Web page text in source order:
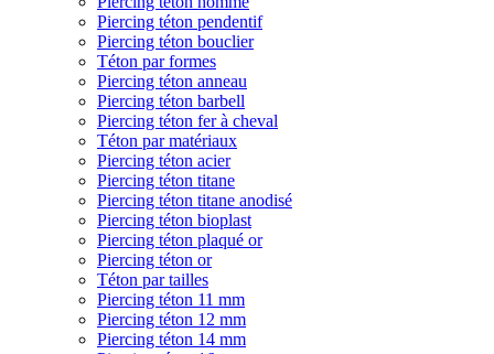
Piercing téton pendentif
Piercing téton bouclier
Téton par formes
Piercing téton anneau
Piercing téton barbell
Piercing téton fer à cheval
Téton par matériaux
Piercing téton acier
Piercing téton titane
Piercing téton titane anodisé
Piercing téton bioplast
Piercing téton plaqué or
Piercing téton or
Téton par tailles
Piercing téton 11 mm
Piercing téton 12 mm
Piercing téton 14 mm